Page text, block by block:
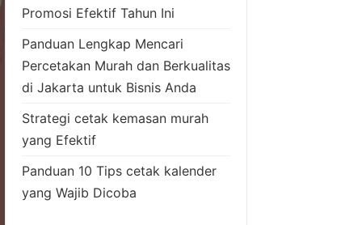
Promosi Efektif Tahun Ini
Panduan Lengkap Mencari
Percetakan Murah dan Berkualitas
di Jakarta untuk Bisnis Anda
Strategi cetak kemasan murah
yang Efektif
Panduan 10 Tips cetak kalender
yang Wajib Dicoba